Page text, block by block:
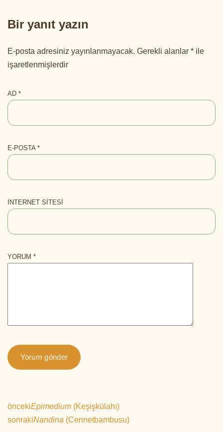
Bir yanıt yazın
E-posta adresiniz yayınlanmayacak. Gerekli alanlar * ile
işaretlenmişlerdir
AD *
E-POSTA *
İNTERNET SITESI
YORUM *
öncekiEpimedium (Keşişkülahı)
sonrakiNandina (Cennetbambusu)